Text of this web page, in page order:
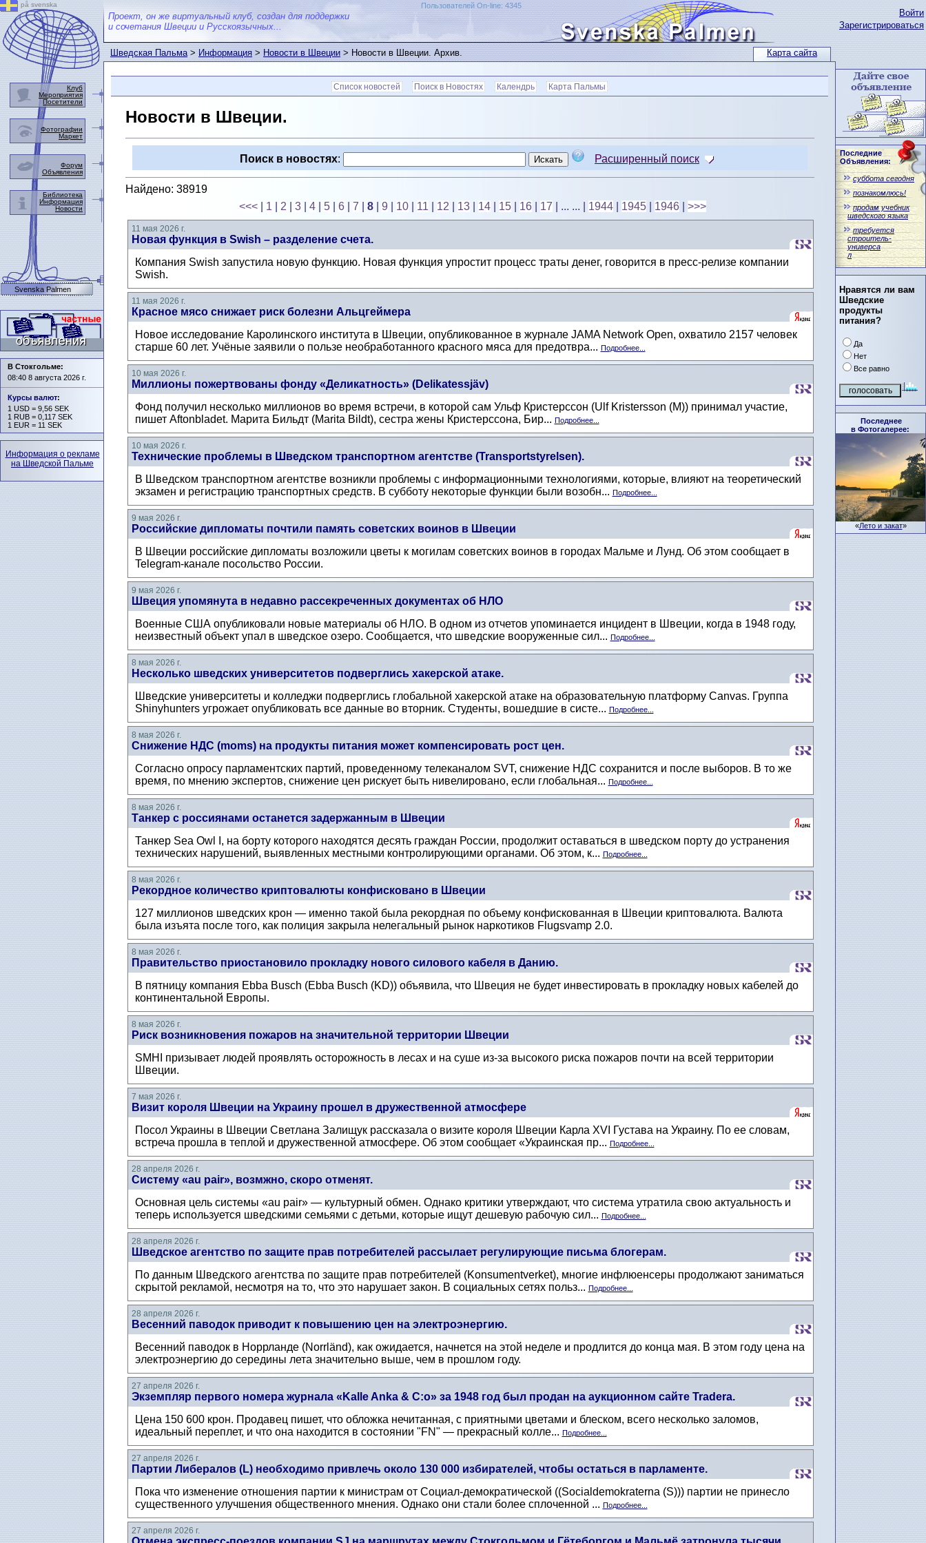
Карта сайта
Войти
Зарегистрироваться
Последние
Объявления:
суббота сегодня
познакомлюсь!
продам учебник
шведского языка
требуется
строитель-
универса
л
Нравятся ли вам
Шведские
продукты
питания?
Да
Нет
Все равно
Последнее
в Фотогалерее:
«Лето и закат»
Проект, он же виртуальный клуб, создан для поддержки
и сочетания Швеции и Русскоязычных...
Пользователей On-line: 4345
Шведская Пальма>Информация>Новости в Швеции> Новости в Швеции. Архив.
Список новостей Поиск в Новостях Календрь Карта Пальмы
Новости в Швеции.
Поиск в новостях: Расширенный поиск
Найдено: 38919
<<<
1 2 3 4 5 6 7 8 9 10 11 12 13 14 15 16 17 | ... ... 1944 1945 1946 >>>
11 мая 2026 г.
Новая функция в Swish – разделение счета.
Компания Swish запустила новую функцию. Новая функция упростит процесс траты денег, говорится в пресс-релизе компании
Swish.
11 мая 2026 г.
Красное мясо снижает риск болезни Альцгеймера
Новое исследование Каролинского института в Швеции, опубликованное в журнале JAMA Network Open, охватило 2157 человек
старше 60 лет. Учёные заявили о пользе необработанного красного мяса для предотвра... Подробнее...
10 мая 2026 г.
Миллионы пожертвованы фонду «Деликатность» (Delikatessjäv)
Фонд получил несколько миллионов во время встречи, в которой сам Ульф Кристерссон (Ulf Kristersson (M)) принимал участие,
пишет Aftonbladet. Марита Бильдт (Marita Bildt), сестра жены Кристерссона, Бир... Подробнее...
10 мая 2026 г.
Технические проблемы в Шведском транспортном агентстве (Transportstyrelsen).
В Шведском транспортном агентстве возникли проблемы с информационными технологиями, которые, влияют на теоретический
экзамен и регистрацию транспортных средств. В субботу некоторые функции были возобн... Подробнее...
9 мая 2026 г.
Российские дипломаты почтили память советских воинов в Швеции
В Швеции российские дипломаты возложили цветы к могилам советских воинов в городах Мальме и Лунд. Об этом сообщает в
Telegram-канале посольство России.
9 мая 2026 г.
Швеция упомянута в недавно рассекреченных документах об НЛО
Военные США опубликовали новые материалы об НЛО. В одном из отчетов упоминается инцидент в Швеции, когда в 1948 году,
неизвестный объект упал в шведское озеро. Сообщается, что шведские вооруженные сил... Подробнее...
8 мая 2026 г.
Несколько шведских университетов подверглись хакерской атаке.
Шведские университеты и колледжи подверглись глобальной хакерской атаке на образовательную платформу Canvas. Группа
Shinyhunters угрожает опубликовать все данные во вторник. Студенты, вошедшие в систе... Подробнее...
8 мая 2026 г.
Снижение НДС (moms) на продукты питания может компенсировать рост цен.
Согласно опросу парламентских партий, проведенному телеканалом SVT, снижение НДС сохранится и после выборов. В то же
время, по мнению экспертов, снижение цен рискует быть нивелировано, если глобальная... Подробнее...
8 мая 2026 г.
Танкер с россиянами останется задержанным в Швеции
Танкер Sea Owl I, на борту которого находятся десять граждан России, продолжит оставаться в шведском порту до устранения
технических нарушений, выявленных местными контролирующими органами. Об этом, к... Подробнее...
8 мая 2026 г.
Рекордное количество криптовалюты конфисковано в Швеции
127 миллионов шведских крон — именно такой была рекордная по объему конфискованная в Швеции криптовалюта. Валюта
была изъята после того, как полиция закрыла нелегальный рынок наркотиков Flugsvamp 2.0.
8 мая 2026 г.
Правительство приостановило прокладку нового силового кабеля в Данию.
В пятницу компания Ebba Busch (Ebba Busch (KD)) объявила, что Швеция не будет инвестировать в прокладку новых кабелей до
континентальной Европы.
8 мая 2026 г.
Риск возникновения пожаров на значительной территории Швеции
SMHI призывает людей проявлять осторожность в лесах и на суше из-за высокого риска пожаров почти на всей территории
Швеции.
7 мая 2026 г.
Визит короля Швеции на Украину прошел в дружественной атмосфере
Посол Украины в Швеции Светлана Залищук рассказала о визите короля Швеции Карла XVI Густава на Украину. По ее словам,
встреча прошла в теплой и дружественной атмосфере. Об этом сообщает «Украинская пр... Подробнее...
28 апреля 2026 г.
Систему «au pair», возмжно, скоро отменят.
Основная цель системы «au pair» — культурный обмен. Однако критики утверждают, что система утратила свою актуальность и
теперь используется шведскими семьями с детьми, которые ищут дешевую рабочую сил... Подробнее...
28 апреля 2026 г.
Шведское агентство по защите прав потребителей рассылает регулирующие письма блогерам.
По данным Шведского агентства по защите прав потребителей (Konsumentverket), многие инфлюенсеры продолжают заниматься
скрытой рекламой, несмотря на то, что это нарушает закон. В социальных сетях польз... Подробнее...
28 апреля 2026 г.
Весенний паводок приводит к повышению цен на электроэнергию.
Весенний паводок в Норрланде (Norrländ), как ожидается, начнется на этой неделе и продлится до конца мая. В этом году цена на
электроэнергию до середины лета значительно выше, чем в прошлом году.
27 апреля 2026 г.
Экземпляр первого номера журнала «Kalle Anka & C:o» за 1948 год был продан на аукционном сайте Tradera.
Цена 150 600 крон. Продавец пишет, что обложка нечитанная, с приятными цветами и блеском, всего несколько заломов,
идеальный переплет, и что она находится в состоянии "FN" — прекрасный колле... Подробнее...
27 апреля 2026 г.
Партии Либералов (L) необходимо привлечь около 130 000 избирателей, чтобы остаться в парламенте.
Пока что изменение отношения партии к министрам от Социал-демократической ((Socialdemokraterna (S))) партии не принесло
существенного улучшения общественного мнения. Однако они стали более сплоченной ... Подробнее...
27 апреля 2026 г.
på svenska
Клуб
Мероприятия
Посетители
Фотографии
Маркет
Форум
Объявления
Библиотека
Информация
Новости
Svenska Palmen
В Стокгольме:
08:40 8 августа 2026 г.
Курсы валют:
1 USD = 9,56 SEK
1 RUB = 0,117 SEK
1 EUR = 11 SEK
Информация о рекламе
на Шведской Пальме